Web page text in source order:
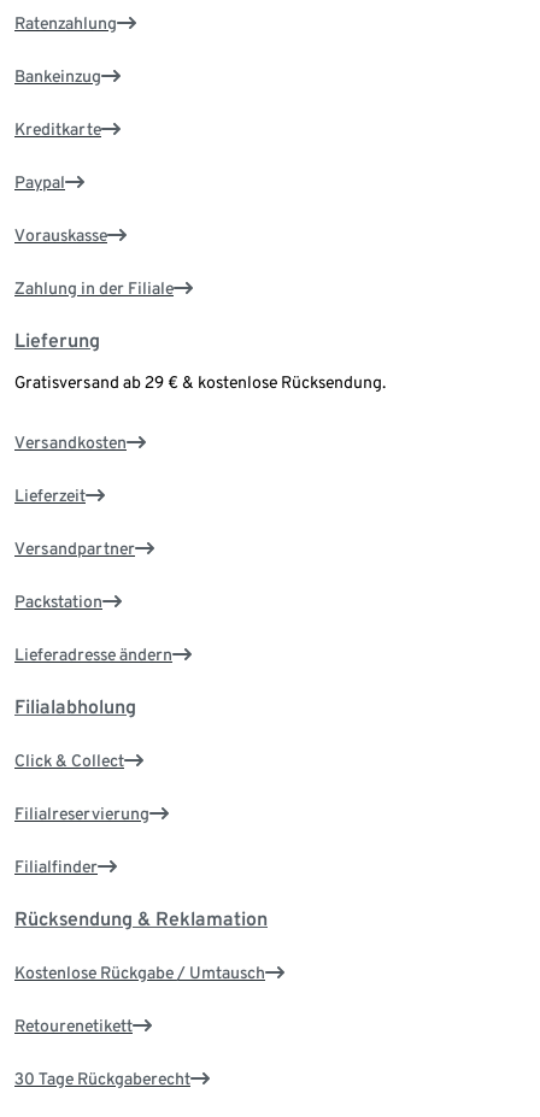
Ratenzahlung
Bankeinzug
Kreditkarte
Paypal
Vorauskasse
Zahlung in der Filiale
Lieferung
Gratisversand ab 29 € & kostenlose Rücksendung.
Versandkosten
Lieferzeit
Versandpartner
Packstation
Lieferadresse ändern
Filialabholung
Click & Collect
Filialreservierung
Filialfinder
Rücksendung & Reklamation
Kostenlose Rückgabe / Umtausch
Retourenetikett
30 Tage Rückgaberecht